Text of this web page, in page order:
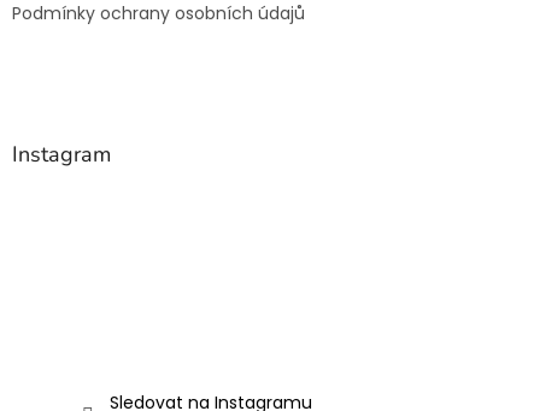
Podmínky ochrany osobních údajů
Instagram
Sledovat na Instagramu